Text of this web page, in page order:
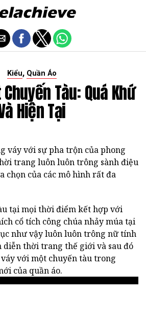
Kiểu, Quần Áo
Tàu: Quá Khứ
Hiện Tại
váy với sự pha trộn của phong
trang luôn luôn trông sành điệu
chọn của các mô hình rất đa
tại mọi thời điểm kết hợp với
cổ tích công chúa nhảy múa tại
như vậy luôn luôn trông nữ tính
diễn thời trang thế giới và sau đó
với một chuyến tàu trong
của quần áo.